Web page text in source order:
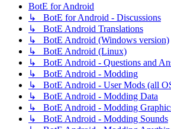
BotE for Android
↳ BotE for Android - Discussions
↳ BotE Android Translations
↳ BotE Android (Windows version)
↳ BotE Android (Linux)
↳ BotE Android - Questions and
↳ BotE Android - Modding
↳ BotE Android - User Mods (all
↳ BotE Android - Modding Data
↳ BotE Android - Modding
↳ BotE Android - Modding Sounds